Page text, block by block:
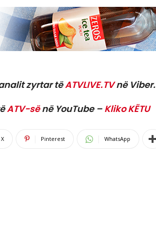
zyrtar tëATVLIVE.TVnë Viber.
ATV-sënë YouTube – Kliko KËTU
X Pinterest WhatsApp